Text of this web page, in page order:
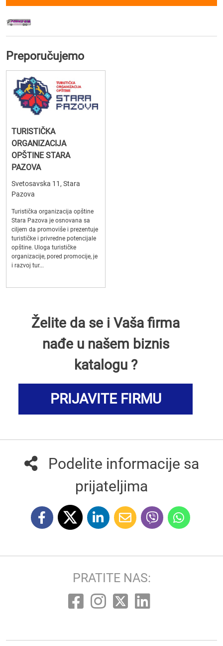
Preporučujemo
TURISTIČKA
ORGANIZACIJA
OPŠTINE STARA
PAZOVA
Svetosavska 11, Stara
Pazova
Turistička organizacija opštine
Stara Pazova je osnovana sa
ciljem da promoviše i prezentuje
turističke i privredne potencijale
opštine. Uloga turističke
organizacije, pored promocije, je
i razvoj tur...
Želite da se i Vaša firma
nađe u našem biznis
katalogu ?
PRIJAVITE FIRMU
Podelite informacije sa
prijateljima
PRATITE NAS: